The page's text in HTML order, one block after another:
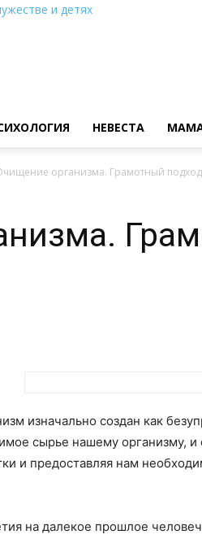
и детях
НЕВЕСТА
организма. Грамотный подход
изначально создан как
сырье нашему организму,
и предоставляя нам
на далекое прошлое